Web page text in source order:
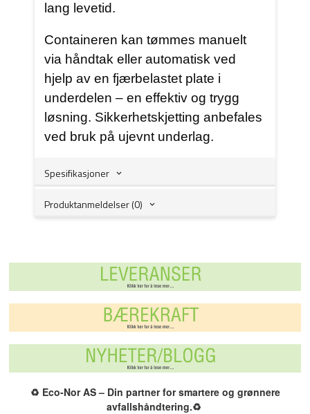
lang levetid.
Containeren kan tømmes manuelt
via håndtak eller automatisk ved
hjelp av en fjærbelastet plate i
underdelen – en effektiv og trygg
løsning. Sikkerhetskjetting anbefales
ved bruk på ujevnt underlag.
Spesifikasjoner
Produktanmeldelser (0)
♻️ Eco-Nor AS – Din partner for smartere og grønnere
avfallshåndtering.♻️